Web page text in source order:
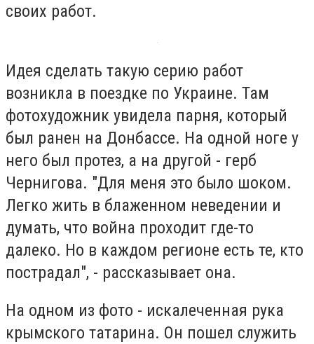
своих работ.
Идея сделать такую серию работ
возникла в поездке по Украине. Там
фотохудожник увидела парня, который
был ранен на Донбассе. На одной ноге у
него был протез, а на другой - герб
Чернигова. "Для меня это было шоком.
Легко жить в блаженном неведении и
думать, что война проходит где-то
далеко. Но в каждом регионе есть те, кто
пострадал", - рассказывает она.
На одном из фото - искалеченная рука
крымского татарина. Он пошел служить